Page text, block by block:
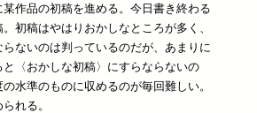
作品の初稿を進める。今日書き終わる
初稿はやはりおかしなところが多く、
ないのは判っているのだが、あまりに
と〈おかしな初稿〉にすらならないの
水準のものに収めるのが毎回難しい。
れる。